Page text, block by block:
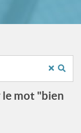
le mot "bien